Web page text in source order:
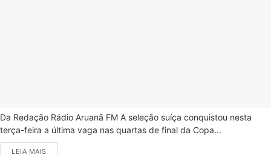
Da Redação Rádio Aruanã FM A seleção suíça conquistou nesta
terça-feira a última vaga nas quartas de final da Copa...
LEIA MAIS